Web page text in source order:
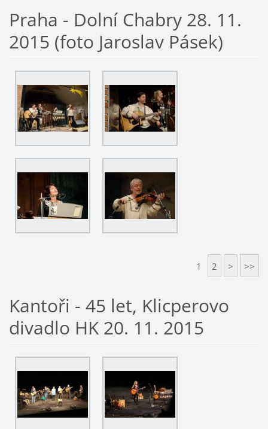
Praha - Dolní Chabry 28. 11.
2015 (foto Jaroslav Pásek)
1 2 > >>
Kantoři - 45 let, Klicperovo
divadlo HK 20. 11. 2015